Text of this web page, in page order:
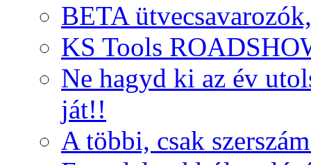
BETA
KS Tools
Ne hagyd ki az év
ját!!
A többi, csak